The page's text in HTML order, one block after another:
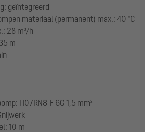
geïntegreerd
materiaal (permanent) max.: 40 °C
28 m³/h
m
H07RN8-F 6G 1,5 mm²
10 m